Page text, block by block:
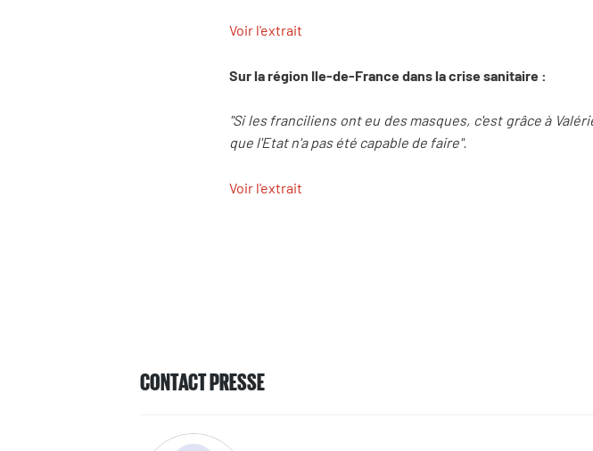
Voir l'extrait
Sur la région Ile-de-France dans la crise sanitaire :
"Si les franciliens ont eu des masques, c'est grâce à
que l'Etat n'a pas été capable de faire".
Voir l'extrait
CONTACT PRESSE